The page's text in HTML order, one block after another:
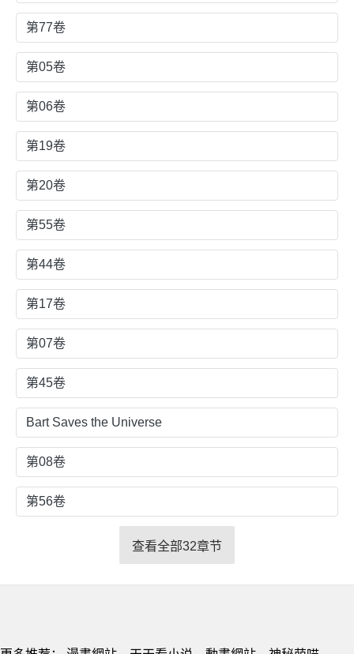
第77卷
第05卷
第06卷
第19卷
第20卷
第55卷
第44卷
第17卷
第07卷
第45卷
Bart Saves the Universe
第08卷
第56卷
查看全部32章节